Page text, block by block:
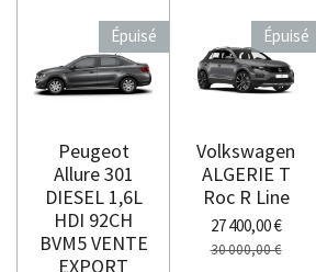
Épuisé
Peugeot
Allure 301
DIESEL 1,6L
HDI 92CH
BVM5 VENTE
EXPORT
Épuisé
Volkswagen
ALGERIE T
Roc R Line
27 400,00 €
30 000,00 €